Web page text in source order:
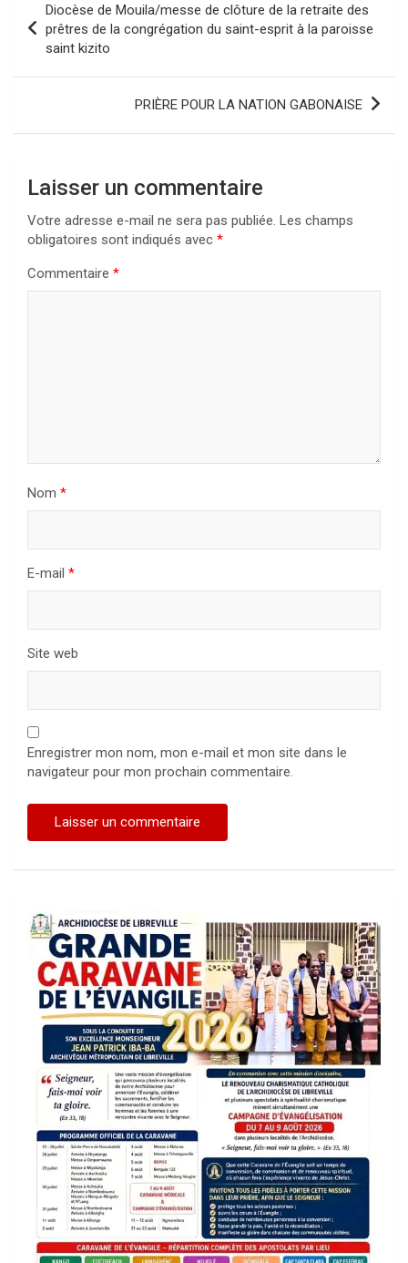
de
l’article
Diocèse de Mouila/messe de clôture de la retraite des
prêtres de la congrégation du saint-esprit à la paroisse
saint kizito
PRIÈRE POUR LA NATION GABONAISE
Laisser un commentaire
Votre adresse e-mail ne sera pas publiée. Les champs
obligatoires sont indiqués avec *
Commentaire *
Nom *
E-mail *
Site web
Enregistrer mon nom, mon e-mail et mon site dans le
navigateur pour mon prochain commentaire.